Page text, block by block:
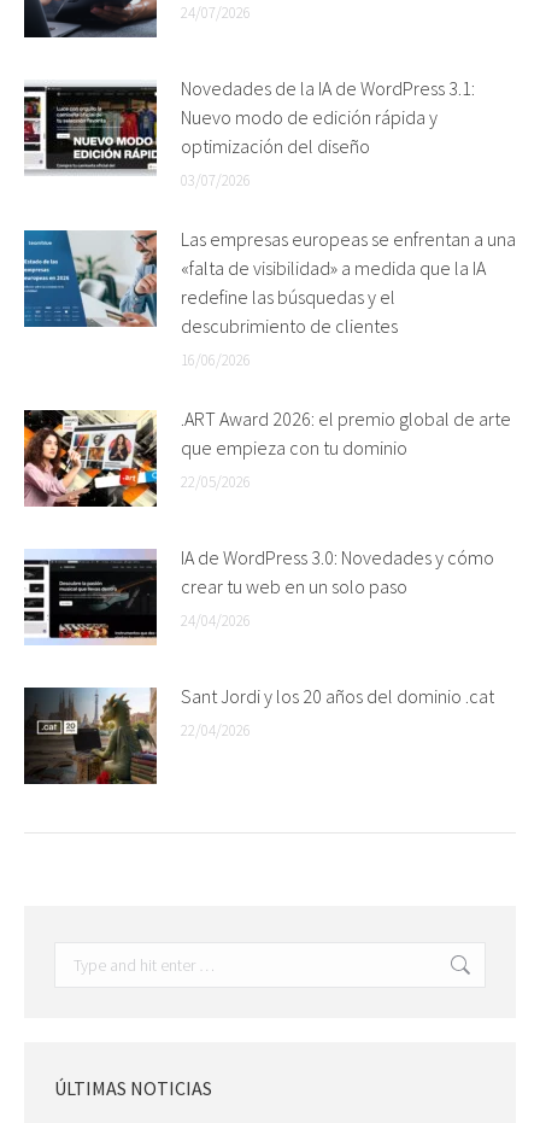
24/07/2026
Novedades de la IA de WordPress 3.1:
Nuevo modo de edición rápida y
optimización del diseño
03/07/2026
Las empresas europeas se enfrentan a una
«falta de visibilidad» a medida que la IA
redefine las búsquedas y el
descubrimiento de clientes
16/06/2026
.ART Award 2026: el premio global de arte
que empieza con tu dominio
22/05/2026
IA de WordPress 3.0: Novedades y cómo
crear tu web en un solo paso
24/04/2026
Sant Jordi y los 20 años del dominio .cat
22/04/2026
ÚLTIMAS NOTICIAS